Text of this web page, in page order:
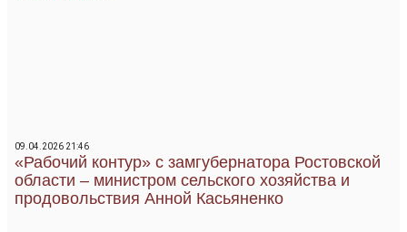
09.04.2026 21:46
«Рабочий контур» с замгубернатора Ростовской
области – министром сельского хозяйства и
продовольствия Анной Касьяненко